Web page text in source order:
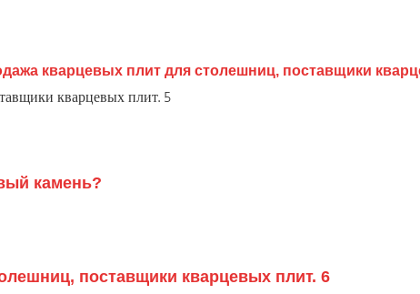
камень?